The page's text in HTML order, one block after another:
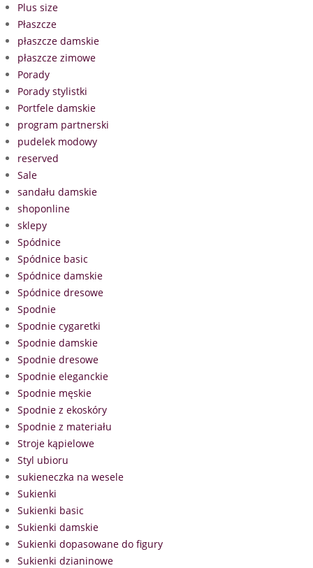
Plus size
Płaszcze
płaszcze damskie
płaszcze zimowe
Porady
Porady stylistki
Portfele damskie
program partnerski
pudelek modowy
reserved
Sale
sandału damskie
shoponline
sklepy
Spódnice
Spódnice basic
Spódnice damskie
Spódnice dresowe
Spodnie
Spodnie cygaretki
Spodnie damskie
Spodnie dresowe
Spodnie eleganckie
Spodnie męskie
Spodnie z ekoskóry
Spodnie z materiału
Stroje kąpielowe
Styl ubioru
sukieneczka na wesele
Sukienki
Sukienki basic
Sukienki damskie
Sukienki dopasowane do figury
Sukienki dzianinowe